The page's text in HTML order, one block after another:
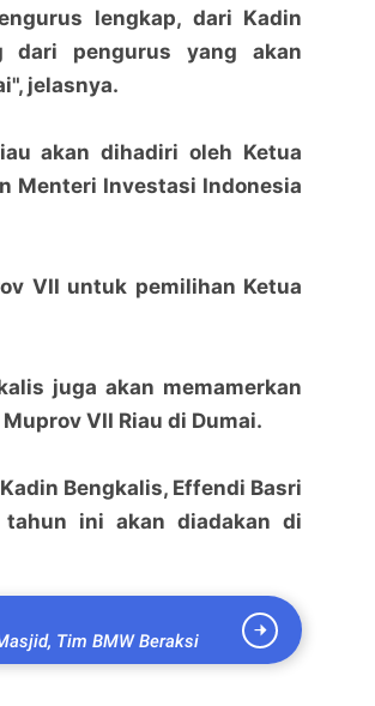
Bagikan ke media lain
lengkap, dari Kadin
dari pengurus yang akan
jelasnya.
akan dihadiri oleh Ketua
Menteri Investasi Indonesia
VII untuk pemilihan Ketua
juga akan memamerkan
VII Riau di Dumai.
Bengkalis, Effendi Basri
ini akan diadakan di
Tim BMW Beraksi
Bagikan ke media lain